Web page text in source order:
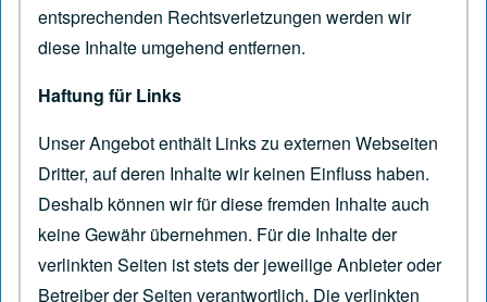
entsprechenden Rechtsverletzungen werden wir
diese Inhalte umgehend entfernen.
Haftung für Links
Unser Angebot enthält Links zu externen Webseiten
Dritter, auf deren Inhalte wir keinen Einfluss haben.
Deshalb können wir für diese fremden Inhalte auch
keine Gewähr übernehmen. Für die Inhalte der
verlinkten Seiten ist stets der jeweilige Anbieter oder
Betreiber der Seiten verantwortlich. Die verlinkten